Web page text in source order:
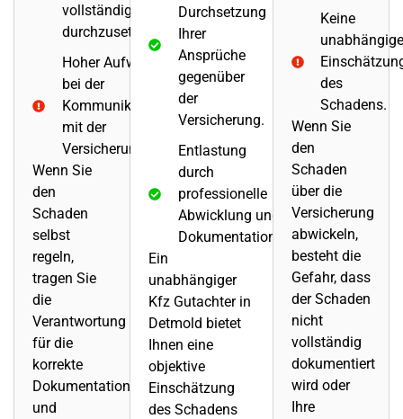
vollständig
durchzusetzen.
Hoher Aufwand
bei der
Kommunikation
mit der
Versicherung.
Wenn Sie
den
Schaden
selbst
regeln,
tragen Sie
die
Verantwortung
für die
korrekte
Dokumentation
und
Durchsetzung
Ihrer
Ansprüche
gegenüber
der
Versicherung.
Entlastung
durch
professionelle
Abwicklung und
Dokumentation.
Ein
unabhängiger
Kfz Gutachter in
Detmold bietet
Ihnen eine
objektive
Einschätzung
des Schadens
Keine
des
Schadens.
Wenn Sie
den
Schaden
über die
Versicherung
abwickeln,
besteht die
Gefahr, dass
der Schaden
nicht
vollständig
dokumentiert
wird oder
Ihre